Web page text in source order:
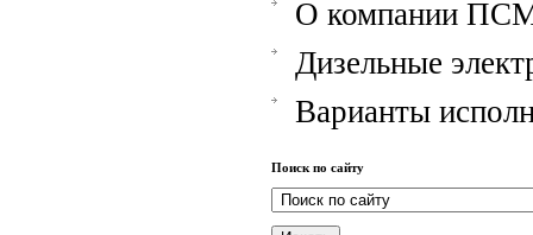
О компании
Дизельные
Варианты
Поиск по сайту